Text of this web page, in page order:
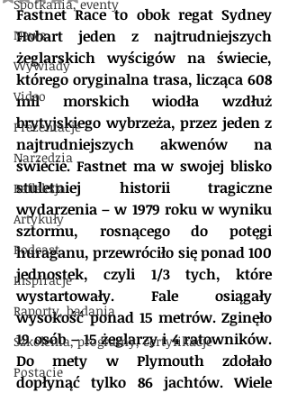
Spotkania, eventy
News
Wywiady
Video
Prezentacje
Narzędzia
Refleksja
Artykuły
Podcast
Inspiracje
Raporty, badania
Szkolenia, programy, certyfikacje
Postacie
Fastnet Race to obok regat Sydney
Hobart jeden z najtrudniejszych
żeglarskich wyścigów na świecie,
którego oryginalna trasa, licząca 608
mil morskich wiodła wzdłuż
brytyjskiego wybrzeża, przez jeden z
najtrudniejszych akwenów na
świecie. Fastnet ma w swojej blisko
stuletniej historii tragiczne
wydarzenia – w 1979 roku w wyniku
sztormu, rosnącego do potęgi
huraganu, przewróciło się ponad 100
jednostek, czyli 1/3 tych, które
wystartowały. Fale osiągały
wysokość ponad 15 metrów. Zginęło
19 osób – 15 żeglarzy i 4 ratowników.
Do mety w Plymouth zdołało
dopłynąć tylko 86 jachtów. Wiele